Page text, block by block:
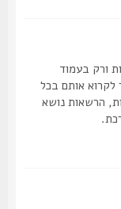
בעמוד
אותם בכל
נושא